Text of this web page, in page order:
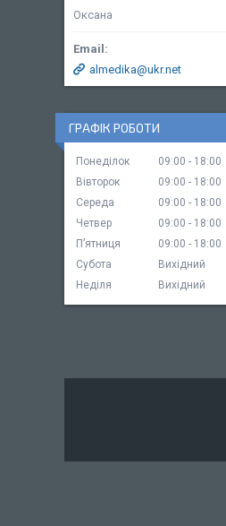
Оксана
almedika@ukr.net
ГРАФІК РОБОТИ
Понеділок 09:00
18:00
Вівторок
09:00
18:00
Середа
09:00
18:00
Четвер
09:00
18:00
Пʼятниця
09:00
18:00
Субота
Вихідний
Неділя
Вихідний